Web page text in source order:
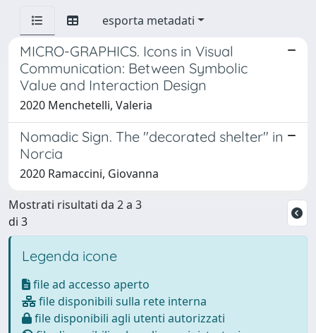
esporta metadati
MICRO-GRAPHICS. Icons in Visual
Communication: Between Symbolic
Value and Interaction Design
2020 Menchetelli, Valeria
Nomadic Sign. The "decorated shelter" in
Norcia
2020 Ramaccini, Giovanna
Mostrati risultati da 2 a 3
di 3
Legenda icone
file ad accesso aperto
file disponibili sulla rete interna
file disponibili agli utenti autorizzati